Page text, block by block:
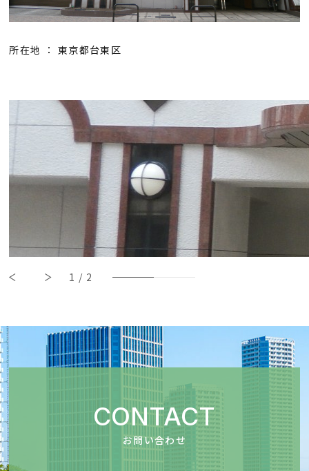
所在地 ： 東京都台東区
1 / 2
CONTACT
お問い合わせ